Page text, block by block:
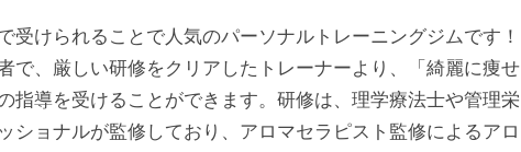
受けられることで人気のパーソナルトレーニングジムです！
で、厳しい研修をクリアしたトレーナーより、「綺麗に痩せ
指導を受けることができます。研修は、理学療法士や管理栄
ショナルが監修しており、アロマセラピスト監修によるアロ